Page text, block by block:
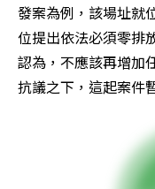
發案為例，該場址就
位提出依法必須零排
認為，不應該再增加
抗議之下，這起案件